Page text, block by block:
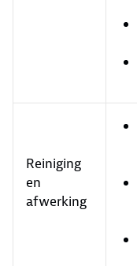
Reiniging
en
afwerking